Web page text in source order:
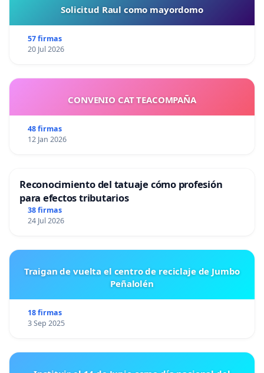
Solicitud Raul como mayordomo
57 firmas
20 Jul 2026
CONVENIO CAT TEACOMPAÑA
48 firmas
12 Jan 2026
Reconocimiento del tatuaje cómo profesión
para efectos tributarios
38 firmas
24 Jul 2026
Traigan de vuelta el centro de reciclaje de Jumbo
Peñalolén
18 firmas
3 Sep 2025